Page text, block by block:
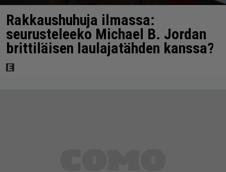
Rakkaushuhuja ilmassa:
seurusteleeko Michael B. Jordan
brittiläisen laulajatähden kanssa?